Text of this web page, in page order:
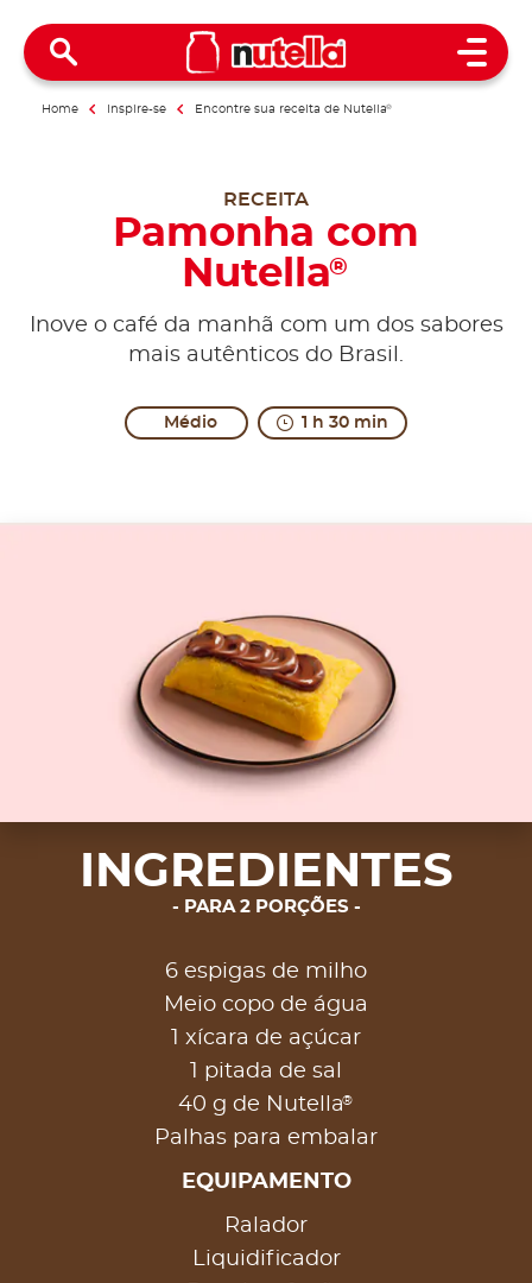
Open
Home Inspire-se Encontre sua receita de Nutella®
RECEITA
Pamonha com
Nutella®
Inove o café da manhã com um dos sabores
mais autênticos do Brasil.
Médio 1 h 30 min
INGREDIENTES
PARA 2 PORÇÕES
6 espigas de milho
Meio copo de água
1 xícara de açúcar
1 pitada de sal
40 g de Nutella®
Palhas para embalar
EQUIPAMENTO
Ralador
Liquidificador